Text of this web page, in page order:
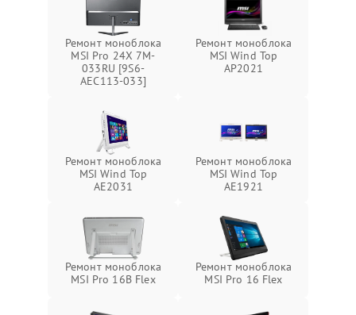
Ремонт моноблока
MSI Pro 24X 7M-
033RU [9S6-
AEC113-033]
Ремонт моноблока
MSI Wind Top
AP2021
Ремонт моноблока
MSI Wind Top
AE2031
Ремонт моноблока
MSI Wind Top
AE1921
Ремонт моноблока
MSI Pro 16B Flex
Ремонт моноблока
MSI Pro 16 Flex